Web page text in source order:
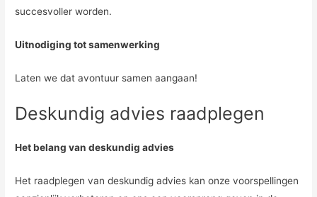
succesvoller worden.
Uitnodiging tot samenwerking
Laten we dat avontuur samen aangaan!
Deskundig advies raadplegen
Het belang van deskundig advies
Het raadplegen van deskundig advies kan onze voorspellingen